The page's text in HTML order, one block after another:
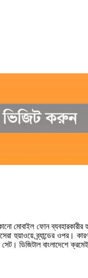
মোবাইল ফোন ব্যবহারকারীর
হুয়াওয়ে ব্র্যান্ডের ওপর।
ডিজিটাল বাংলাদেশে